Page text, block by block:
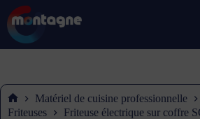
Accueil
Matériel de cuisine professionnelle
Friteuses
Friteuse électrique sur coffre